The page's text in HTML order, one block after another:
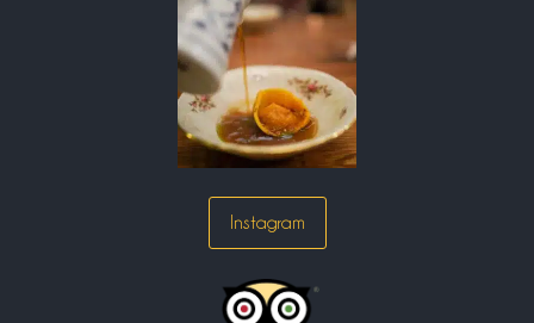
Instagram